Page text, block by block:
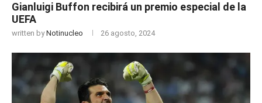
Gianluigi Buffon recibirá un premio especial de la
UEFA
written byNotinucleo 26 agosto, 2024